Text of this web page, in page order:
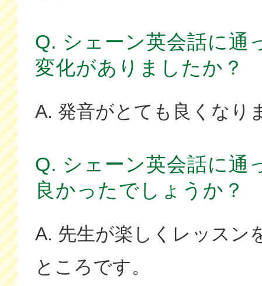
Q. シェーン英会話に通
変化がありましたか？
A. 発音がとても良くなり
Q. シェーン英会話に通
良かったでしょうか？
A. 先生が楽しくレッスン
ところです。